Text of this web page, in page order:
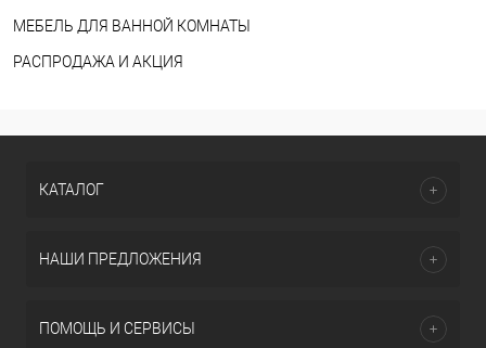
МЕБЕЛЬ ДЛЯ ВАННОЙ КОМНАТЫ
РАСПРОДАЖА И АКЦИЯ
КАТАЛОГ
НАШИ ПРЕДЛОЖЕНИЯ
ПОМОЩЬ И СЕРВИСЫ